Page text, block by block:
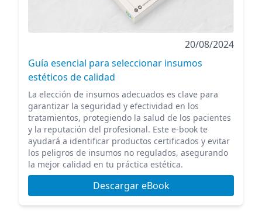
20/08/2024
Guía esencial para seleccionar insumos
estéticos de calidad
La elección de insumos adecuados es clave para
garantizar la seguridad y efectividad en los
tratamientos, protegiendo la salud de los pacientes
y la reputación del profesional. Este e-book te
ayudará a identificar productos certificados y evitar
los peligros de insumos no regulados, asegurando
la mejor calidad en tu práctica estética.
Descargar eBook